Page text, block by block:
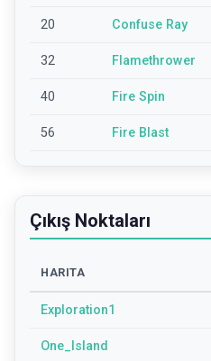
20 Confuse Ray
32 Flamethrower
40 Fire Spin
56 Fire Blast
Çıkış Noktaları
HARITA
Exploration1
One_Island